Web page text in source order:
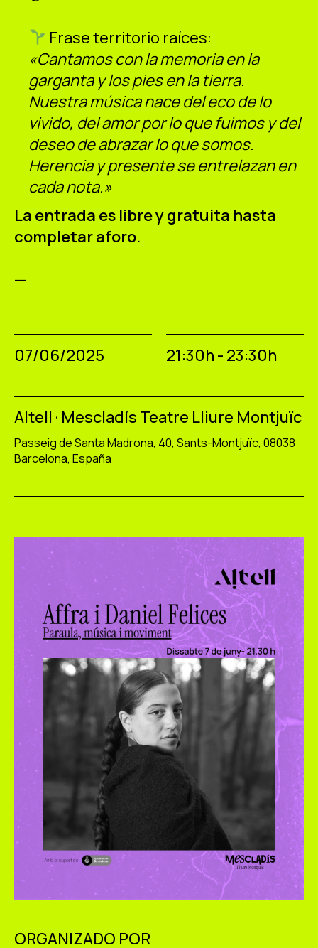
Frase territorio raíces:
«Cantamos con la memoria en la
garganta y los pies en la tierra.
Nuestra música nace del eco de lo
vivido, del amor por lo que fuimos y del
deseo de abrazar lo que somos.
Herencia y presente se entrelazan en
cada nota.»
La entrada es libre y gratuita hasta
completar aforo.
—
07/06/2025 21:30h - 23:30h
Altell · Mescladís Teatre Lliure Montjuïc
Passeig de Santa Madrona, 40, Sants-Montjuïc, 08038
Barcelona, España
ORGANIZADO POR